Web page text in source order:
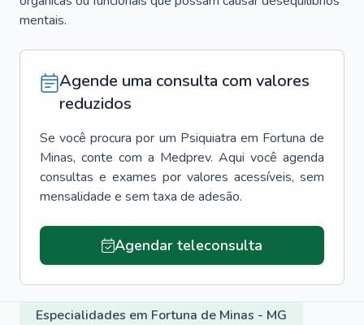
mentais.
Agende uma consulta com valores
reduzidos
Se você procura por um Psiquiatra em Fortuna de
Minas, conte com a Medprev. Aqui você agenda
consultas e exames por valores acessíveis, sem
mensalidade e sem taxa de adesão.
Agendar teleconsulta
Especialidades em Fortuna de Minas - MG